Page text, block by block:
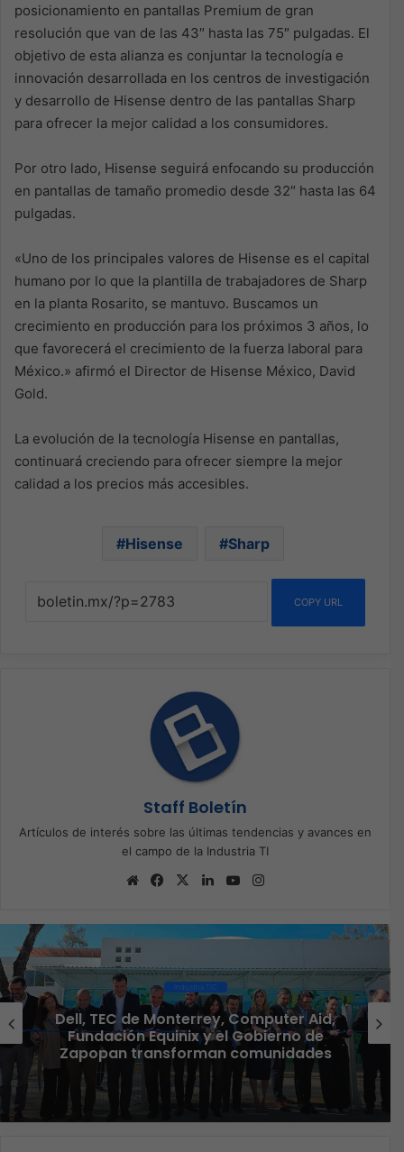
posicionamiento en pantallas Premium de gran
resolución que van de las 43″ hasta las 75″ pulgadas. El
objetivo de esta alianza es conjuntar la tecnología e
innovación desarrollada en los centros de investigación
y desarrollo de Hisense dentro de las pantallas Sharp
para ofrecer la mejor calidad a los consumidores.
Por otro lado, Hisense seguirá enfocando su producción
en pantallas de tamaño promedio desde 32″ hasta las 64
pulgadas.
«Uno de los principales valores de Hisense es el capital
humano por lo que la plantilla de trabajadores de Sharp
en la planta Rosarito, se mantuvo. Buscamos un
crecimiento en producción para los próximos 3 años, lo
que favorecerá el crecimiento de la fuerza laboral para
México.» afirmó el Director de Hisense México, David
Gold.
La evolución de la tecnología Hisense en pantallas,
continuará creciendo para ofrecer siempre la mejor
calidad a los precios más accesibles.
Hisense Sharp
COPY URL
Staff Boletín
Artículos de interés sobre las últimas tendencias y avances en
el campo de la Industria TI
Sitio
Facebook
X LinkedInYouTube
Industria TIC
Dell, TEC de Monterrey, Computer Aid,
Fundación Equinix y el Gobierno de
Zapopan transforman comunidades